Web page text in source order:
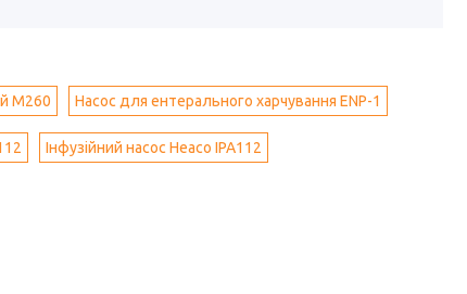
М260 Насос для ентерального харчування ENP-1
Інфузійний насос Heaco IPA112